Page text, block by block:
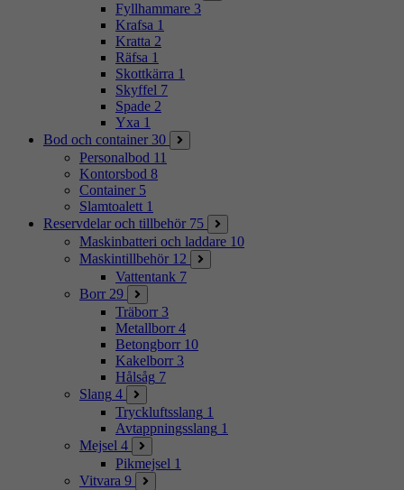
Fyllhammare 3
Krafsa 1
Kratta 2
Räfsa 1
Skottkärra 1
Skyffel 7
Spade 2
Yxa 1
Bod och container 30
Personalbod 11
Kontorsbod 8
Container 5
Slamtoalett 1
Reservdelar och tillbehör 75
Maskinbatteri och laddare 10
Maskintillbehör 12
Vattentank 7
Borr 29
Träborr 3
Metallborr 4
Betongborr 10
Kakelborr 3
Hålsåg 7
Slang 4
Tryckluftsslang 1
Avtappningsslang 1
Mejsel 4
Pikmejsel 1
Vitvara 9